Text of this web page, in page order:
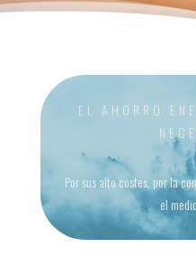
EL AHORRO
Por sus alto costes, por la
el